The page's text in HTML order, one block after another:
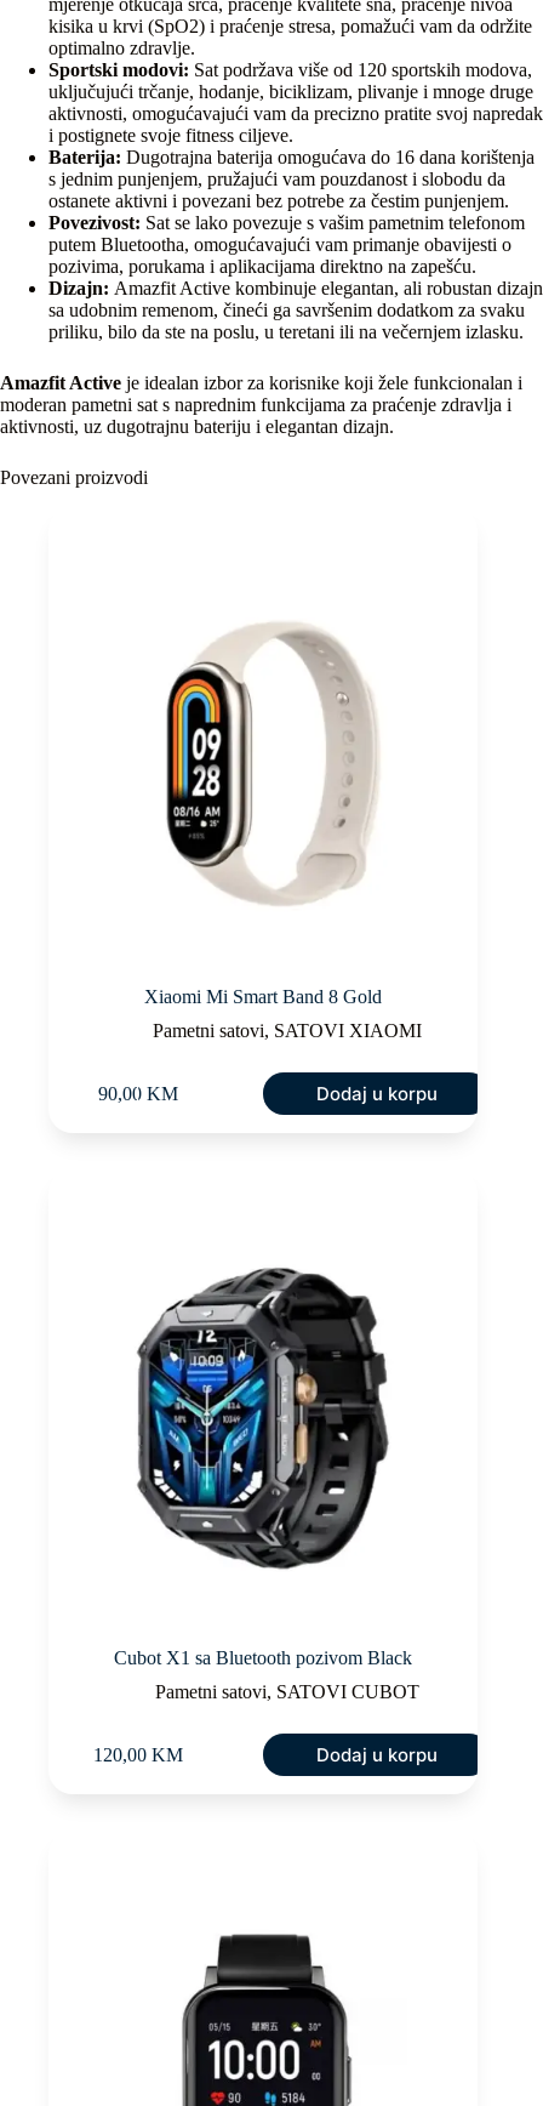
mjerenje otkucaja srca, praćenje kvalitete sna, praćenje nivoa
kisika u krvi (SpO2) i praćenje stresa, pomažući vam da održite
optimalno zdravlje.
Sportski modovi: Sat podržava više od 120 sportskih modova,
uključujući trčanje, hodanje, biciklizam, plivanje i mnoge druge
aktivnosti, omogućavajući vam da precizno pratite svoj napredak
i postignete svoje fitness ciljeve.
Baterija: Dugotrajna baterija omogućava do 16 dana korištenja
s jednim punjenjem, pružajući vam pouzdanost i slobodu da
ostanete aktivni i povezani bez potrebe za čestim punjenjem.
Povezivost: Sat se lako povezuje s vašim pametnim telefonom
putem Bluetootha, omogućavajući vam primanje obavijesti o
pozivima, porukama i aplikacijama direktno na zapešću.
Dizajn: Amazfit Active kombinuje elegantan, ali robustan dizajn
sa udobnim remenom, čineći ga savršenim dodatkom za svaku
priliku, bilo da ste na poslu, u teretani ili na večernjem izlasku.
Amazfit Active je idealan izbor za korisnike koji žele funkcionalan i
moderan pametni sat s naprednim funkcijama za praćenje zdravlja i
aktivnosti, uz dugotrajnu bateriju i elegantan dizajn.
Povezani proizvodi
Xiaomi Mi Smart Band 8 Gold
Pametni satovi, SATOVI XIAOMI
90,00 KM Dodaj u korpu
Cubot X1 sa Bluetooth pozivom Black
Pametni satovi, SATOVI CUBOT
120,00 KM Dodaj u korpu